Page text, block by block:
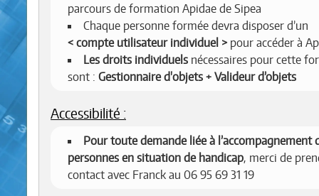
parcours de formation Apidae de Sipea
Chaque personne formée devra disposer d’un
compte utilisateur individuel
pour accéder à
Les droits individuels nécessaires pour cette
sont : Gestionnaire d'objets + Valideur d’objets
Accessibilité :
Pour toute demande liée à l’accompagnement
personnes en situation de handicap, merci de
contact avec Franck au 06 95 69 31 19